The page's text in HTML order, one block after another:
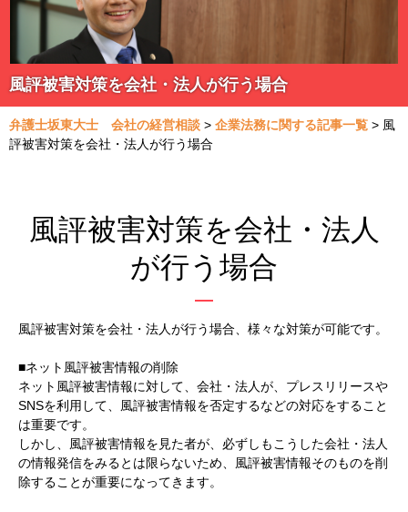
風評被害対策を会社・法人が行う場合
弁護士坂東大士 会社の経営相談 > 企業法務に関する記事一覧 > 風
評被害対策を会社・法人が行う場合
風評被害対策を会社・法人
が行う場合
風評被害対策を会社・法人が行う場合、様々な対策が可能です。
■ネット風評被害情報の削除
ネット風評被害情報に対して、会社・法人が、プレスリリースや
SNSを利用して、風評被害情報を否定するなどの対応をすること
は重要です。
しかし、風評被害情報を見た者が、必ずしもこうした会社・法人
の情報発信をみるとは限らないため、風評被害情報そのものを削
除することが重要になってきます。